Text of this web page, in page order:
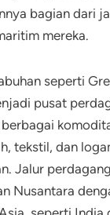
bagian dari
mereka.
seperti
pusat
tekstil, dan
Jalur
Nusantara